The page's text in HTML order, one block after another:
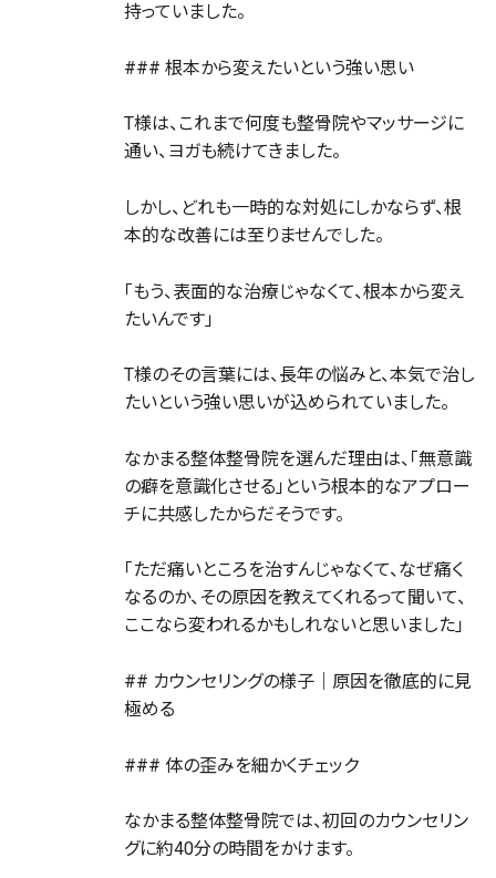
持っていました。
### 根本から変えたいという強い思い
T様は、これまで何度も整骨院やマッサージに
通い、ヨガも続けてきました。
しかし、どれも一時的な対処にしかならず、根
本的な改善には至りませんでした。
「もう、表面的な治療じゃなくて、根本から変え
たいんです」
T様のその言葉には、長年の悩みと、本気で治し
たいという強い思いが込められていました。
なかまる整体整骨院を選んだ理由は、「無意識
の癖を意識化させる」という根本的なアプロー
チに共感したからだそうです。
「ただ痛いところを治すんじゃなくて、なぜ痛く
なるのか、その原因を教えてくれるって聞いて、
ここなら変われるかもしれないと思いました」
## カウンセリングの様子｜原因を徹底的に見
極める
### 体の歪みを細かくチェック
なかまる整体整骨院では、初回のカウンセリン
グに約40分の時間をかけます。